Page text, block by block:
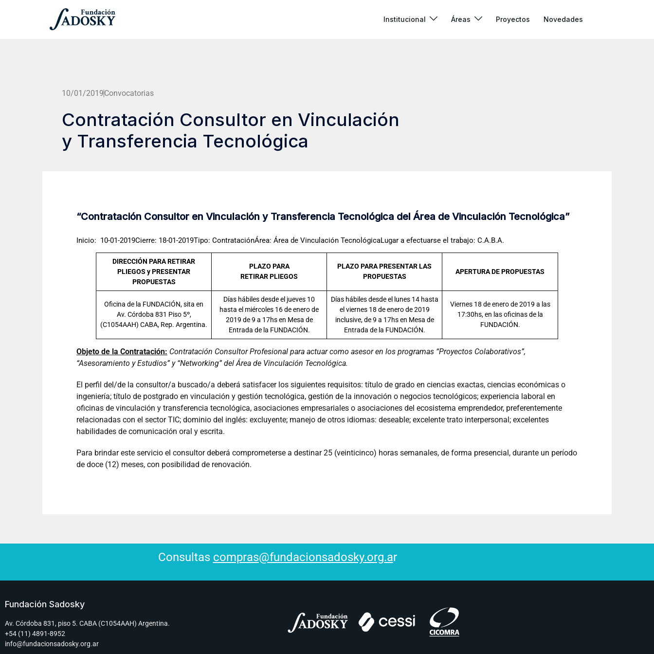
Institucional Áreas Proyectos Novedades
10/01/2019Convocatorias
Contratación Consultor en Vinculación
y Transferencia Tecnológica
“Contratación Consultor en Vinculación y Transferencia Tecnológica del Área de Vinculación Tecnológica”
Inicio: 10-01-2019Cierre: 18-01-2019Tipo: ContrataciónÁrea: Área de Vinculación TecnológicaLugar a efectuarse el trabajo: C.A.B.A.
DIRECCIÓN PARA RETIRAR
PLIEGOS y PRESENTAR
PROPUESTAS
PLAZO PARA
RETIRAR PLIEGOS
PLAZO PARA PRESENTAR LAS
PROPUESTAS
APERTURA DE PROPUESTAS
Oficina de la FUNDACIÓN, sita en
Av. Córdoba 831 Piso 5º,
(C1054AAH) CABA, Rep. Argentina.
Días hábiles desde el jueves 10
hasta el miércoles 16 de enero de
2019 de 9 a 17hs en Mesa de
Entrada de la FUNDACIÓN.
Días hábiles desde el lunes 14 hasta
el viernes 18 de enero de 2019
inclusive, de 9 a 17hs en Mesa de
Entrada de la FUNDACIÓN.
Viernes 18 de enero de 2019 a las
17:30hs, en las oficinas de la
FUNDACIÓN.
Objeto de la Contratación: Contratación Consultor Profesional para actuar como asesor en los programas “Proyectos Colaborativos”,
“Asesoramiento y Estudios” y “Networking” del Área de Vinculación Tecnológica.
El perfil del/de la consultor/a buscado/a deberá satisfacer los siguientes requisitos: título de grado en ciencias exactas, ciencias económicas o
ingeniería; título de postgrado en vinculación y gestión tecnológica, gestión de la innovación o negocios tecnológicos; experiencia laboral en
oficinas de vinculación y transferencia tecnológica, asociaciones empresariales o asociaciones del ecosistema emprendedor, preferentemente
relacionadas con el sector TIC; dominio del inglés: excluyente; manejo de otros idiomas: deseable; excelente trato interpersonal; excelentes
habilidades de comunicación oral y escrita.
Para brindar este servicio el consultor deberá comprometerse a destinar 25 (veinticinco) horas semanales, de forma presencial, durante un período
de doce (12) meses, con posibilidad de renovación.
Consultas compras@fundacionsadosky.org.ar
Fundación Sadosky
Av. Córdoba 831, piso 5. CABA (C1054AAH) Argentina.
+54 (11) 4891-8952
info@fundacionsadosky.org.ar